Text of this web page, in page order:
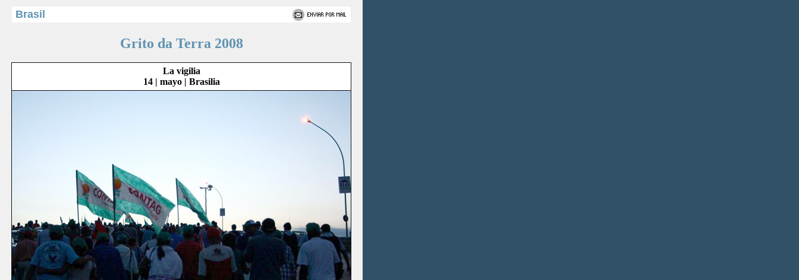
Brasil
Grito da Terra 2008
La vigilia
14 | mayo | Brasilia